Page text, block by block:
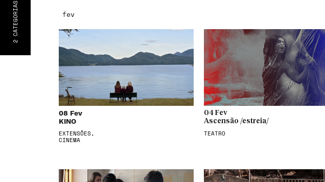
2
CATEGORIA
S
fev
08 Fev
KINO
EXTENSÕES,
CINEMA
04 Fev
Ascensão /estreia/
TEATRO